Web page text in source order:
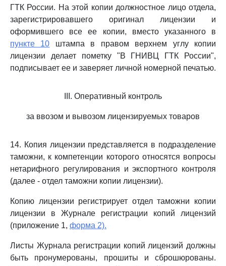
ГТК России. На этой копии должностное лицо отдела,
зарегистрировавшего оригинал лицензии и
оформившего все ее копии, вместо указанного в
пункте 10 штампа в правом верхнем углу копии
лицензии делает пометку "В ГНИВЦ ГТК России",
подписывает ее и заверяет личной номерной печатью.
III. Оперативный контроль
за ввозом и вывозом лицензируемых товаров
14. Копия лицензии представляется в подразделение
таможни, к компетенции которого относятся вопросы
нетарифного регулирования и экспортного контроля
(далее - отдел таможни копии лицензии).
Копию лицензии регистрирует отдел таможни копии
лицензии в Журнале регистрации копий лицензий
(приложение 1, форма 2).
Листы Журнала регистрации копий лицензий должны
быть пронумерованы, прошиты и сброшюрованы.